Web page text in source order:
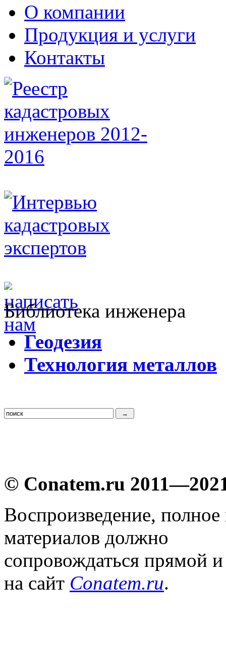
О компании
Продукция и услуги
Контакты
Библиотека инженера
Геодезия
Технология металлов
© Conatem.ru
Воспроизведение,
материалов должно
сопровождаться прямой
на сайт Conatem.ru.